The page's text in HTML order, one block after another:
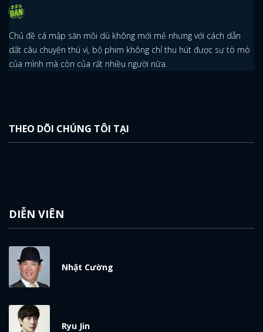
Chủ đề cá mập săn mồi dù không mới mẻ nhưng với cách dẫn
dắt câu chuyện thú vị, bộ phim không chỉ thu hút được sự tò mò
của mình mà còn của rất nhiều người nữa.
THEO DÕI CHÚNG TÔI TẠI
DIỄN VIÊN
Nhật Cường
Ryu Jin